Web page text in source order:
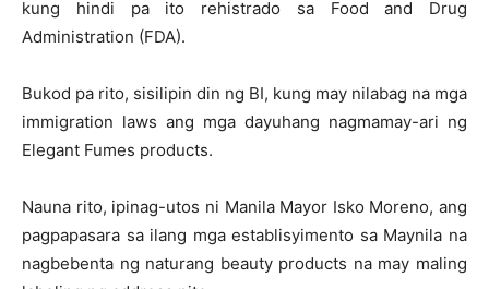
kung hindi pa ito rehistrado sa Food and Drug
Administration (FDA).
Bukod pa rito, sisilipin din ng BI, kung may nilabag na mga
immigration laws ang mga dayuhang nagmamay-ari ng
Elegant Fumes products.
Nauna rito, ipinag-utos ni Manila Mayor Isko Moreno, ang
pagpapasara sa ilang mga establisyimento sa Maynila na
nagbebenta ng naturang beauty products na may maling